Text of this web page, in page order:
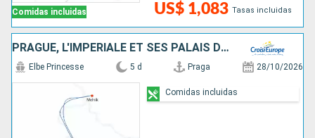
Comidas incluidas US$ 1,083 Tasas incluidas
PRAGUE, L'IMPÉRIALE ET SES PALAIS D'EXCEPTION, UNE CROISIÈRE DANS L'INTIMITÉ DES GRANDES FAMILLES ARISTOCRATIQUES
Elbe Princesse 5 d Praga 28/10/2026
Comidas incluidas